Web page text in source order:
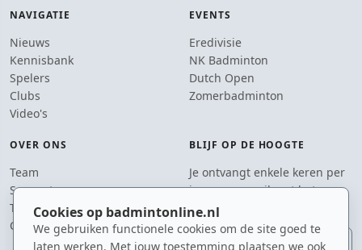
Cookies op badmintonline.nl
We gebruiken functionele cookies om de site goed te
laten werken. Met jouw toestemming plaatsen we ook
NAVIGATIE
Nieuws
Kennisbank
Spelers
Clubs
Video's
EVENTS
Eredivisie
NK Badminton
Dutch Open
Zomerbadminton
OVER ONS
Team
Supporters
Tip de redactie
Contact
BLIJF OP DE HOOGTE
Je ontvangt enkele keren per
jaar een e-mail met het
laatste badmintonnieuws.
E-mailadres